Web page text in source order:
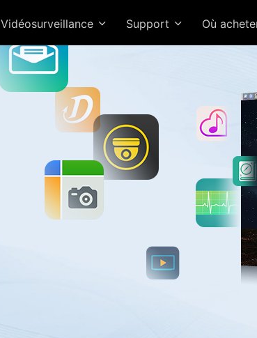
Vidéosurveillance Support Où